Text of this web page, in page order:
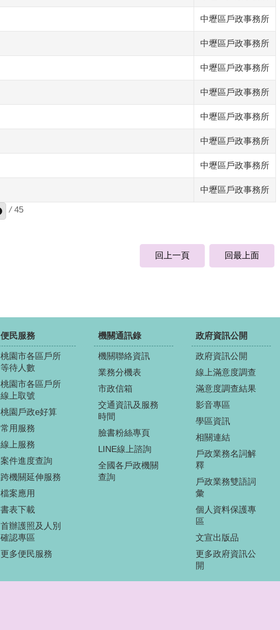
中壢區戶政事務所
中壢區戶政事務所
中壢區戶政事務所
中壢區戶政事務所
中壢區戶政事務所
中壢區戶政事務所
中壢區戶政事務所
中壢區戶政事務所
/ 45
回上一頁 回最上面
便民服務
桃園市各區戶所
等待人數
桃園市各區戶所
線上取號
桃園戶政e好算
常用服務
線上服務
案件進度查詢
跨機關延伸服務
檔案應用
書表下載
首辦護照及人別
確認專區
更多便民服務
機關通訊錄
機關聯絡資訊
業務分機表
市政信箱
交通資訊及服務
時間
臉書粉絲專頁
LINE線上諮詢
全國各戶政機關
查詢
政府資訊公開
政府資訊公開
線上滿意度調查
滿意度調查結果
影音專區
學區資訊
相關連結
戶政業務名詞解
釋
戶政業務雙語詞
彙
個人資料保護專
區
文宣出版品
更多政府資訊公
開